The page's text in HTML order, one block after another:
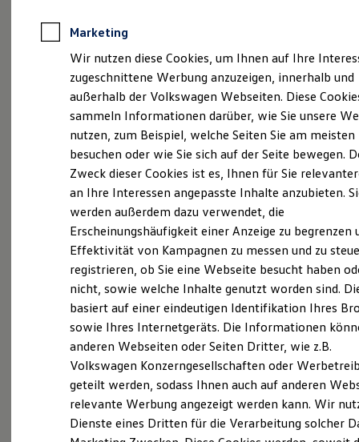
Anpfiff zum Gewinn
Elektroautos
ID. Tutorials
Der neue ID. Polo
Der ID.4
Der ID.4 GTX
Der ID.5 GTX
Der ID.7 GTX
Der ID.7 Tourer
Der ID.7 GTX Tourer
Der neue ID. Cross
Elektrofahrzeugkonzepte
ID. EVERY1
Reichweite
Reichweite der ID. Modelle
Reichweite im Winter
Rekuperation
Laden unterwegs
Laden Zuhause
Ladestationen finden
Ladezeitensimulator
Batterie
Sicherheit
Garantie und Lebensdauer
Transportlösungen und freuen Sie sich über bis zu
405 Liter zusätzlichen Stauraum auf Ihrer Reise.
Der Verleih Service
wird durch die Betriebe in
Köln-Ehrenfeld, Köln-Raderberg, Köln-Mülheim,
Köln-Porz, Bonn, Mönchengladbach sowie
Aachen angeboten. Gerne stehen wir Ihnen für
eine individuelle Terminplanung zur Verfügung.
Mietdauer:Je angefangener Tag
Dachbox:
10,00 €¹
Kaution:150,00 €¹
inkl. gesetzlicher MwSt. Optional zzgl.
Grundträger
Marketing
Wir nutzen diese Cookies, um Ihnen auf Ihre
zugeschnittene Werbung anzuzeigen, innerhalb und
außerhalb der Volkswagen Webseiten. Diese
sammeln Informationen darüber, wie Sie unsere
nutzen, zum Beispiel, welche Seiten Sie am meisten
besuchen oder wie Sie sich auf der Seite bewegen.
Zweck dieser Cookies ist es, Ihnen für Sie
an Ihre Interessen angepasste Inhalte anzubieten.
werden außerdem dazu verwendet, die
Erscheinungshäufigkeit einer Anzeige zu begrenzen
Effektivität von Kampagnen zu messen und zu
registrieren, ob Sie eine Webseite besucht haben
nicht, sowie welche Inhalte genutzt worden sind.
basiert auf einer eindeutigen Identifikation Ihres
sowie Ihres Internetgeräts. Die Informationen
anderen Webseiten oder Seiten Dritter, wie z.B.
Volkswagen Konzerngesellschaften oder
geteilt werden, sodass Ihnen auch auf anderen
relevante Werbung angezeigt werden kann. Wir
Dienste eines Dritten für die Verarbeitung solcher